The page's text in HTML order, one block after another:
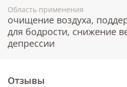
Область применения
очищение воздуха,
для бодрости, снижение
депрессии
Отзывы